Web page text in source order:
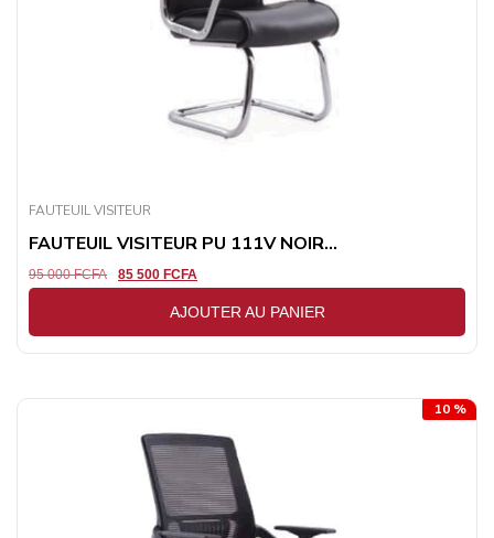
FAUTEUIL VISITEUR
FAUTEUIL VISITEUR PU 111V NOIR...
95 000FCFA 85 500 FCFA
AJOUTER AU PANIER
10 %